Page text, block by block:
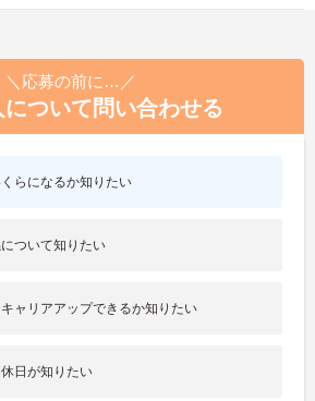
＼応募の前に…／
について問い合わせる
らになるか知りたい
ついて知りたい
ャリアアップできるか知りたい
日が知りたい